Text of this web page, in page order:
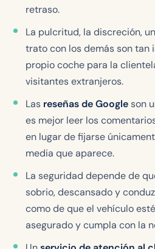
retraso.
La pulcritud, la discreción,
trato con los demás son tan
propio coche para la
visitantes extranjeros.
Las reseñas de Googleson
es mejor leer los
en lugar de fijarse
media que aparece.
La seguridad depende de
sobrio, descansado y
como de que el vehículo
asegurado y cumpla con la